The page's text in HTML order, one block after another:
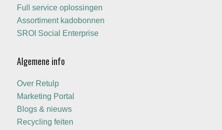
Full service oplossingen
Assortiment kadobonnen
SROI Social Enterprise
Algemene info
Over Retulp
Marketing Portal
Blogs & nieuws
Recycling feiten